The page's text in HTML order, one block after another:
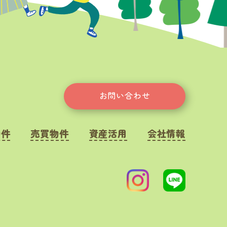
お問い合わせ
売買物件 資産活用 会社情報